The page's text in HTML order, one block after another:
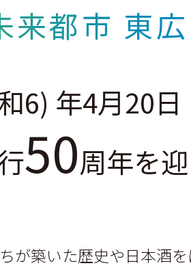
来都市 東
6) 年4月20日
50周年を
が築いた歴史や日本酒を